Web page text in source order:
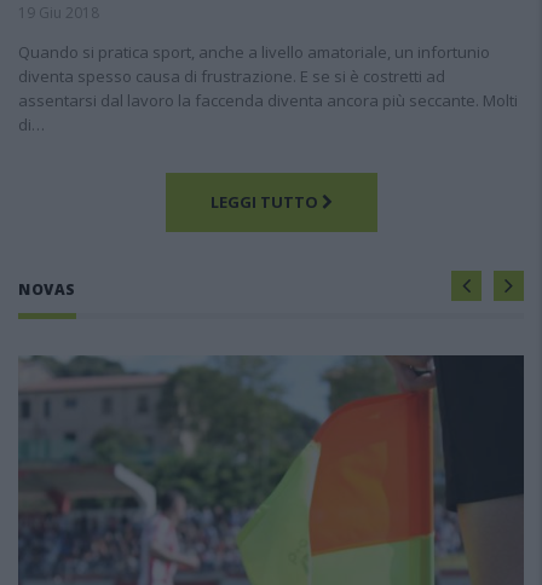
19 Giu 2018
Quando si pratica sport, anche a livello amatoriale, un infortunio
diventa spesso causa di frustrazione. E se si è costretti ad
assentarsi dal lavoro la faccenda diventa ancora più seccante. Molti
di…
LEGGI TUTTO
NOVAS